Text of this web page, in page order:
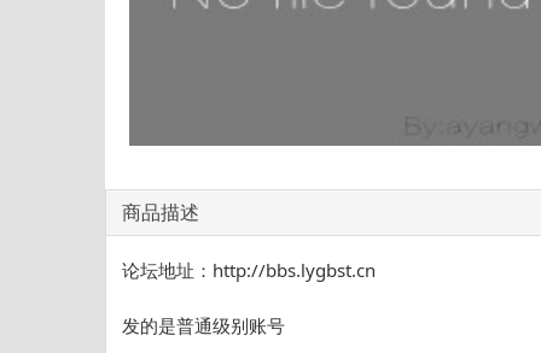
商品描述
论坛地址：http://bbs.lygbst.cn
发的是普通级别账号